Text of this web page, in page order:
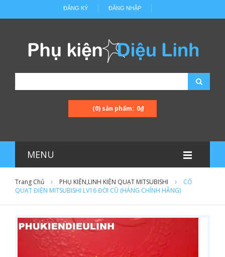
ĐĂNG NHẬP
ĐĂNG KÝ
(0) sản phẩm: 0₫
MENU
Trang Chủ PHỤ KIỆN,LINH KIỆN QUẠT MITSUBISHI
CỔ
QUẠT ĐIỆN MITSUBISHI LV16 ĐỜI CŨ (HÀNG CHÍNH HÃNG)